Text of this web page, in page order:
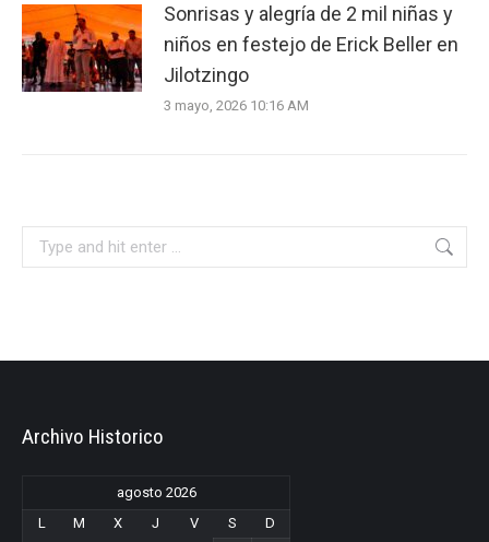
Sonrisas y alegría de 2 mil niñas y
niños en festejo de Erick Beller en
Jilotzingo
3 mayo, 2026 10:16 AM
Archivo Historico
agosto 2026
L
M X J V S
D